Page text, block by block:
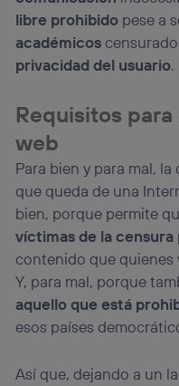
libre prohibido pese a
académicos
privacidad del usuario.
Requisitos
web
Para bien y para mal,
que queda de una
bien, porque permite
víctimas de la censura
contenido que quienes
Y, para mal, porque
aquello que está
esos países
Así que, dejando a un